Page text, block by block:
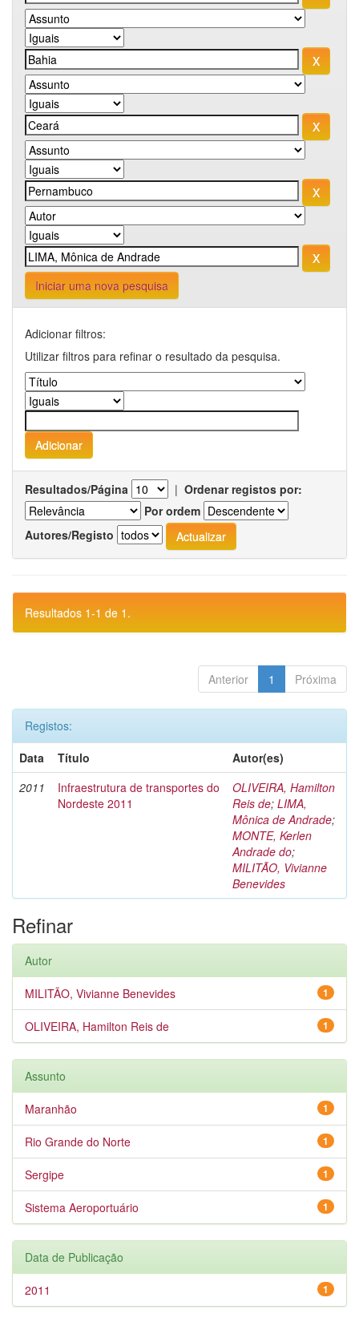
Iniciar uma nova pesquisa
Adicionar filtros:
Utilizar filtros para refinar o resultado da pesquisa.
Resultados/Página | Ordenar registos por:
Por ordem
Autores/Registo
Resultados 1-1 de 1.
Anterior 1 Próxima
Registos:
Data
Título
Autor(es)
2011
Infraestrutura de transportes do
Nordeste 2011
OLIVEIRA, Hamilton
Reis de; LIMA,
Mônica de Andrade;
MONTE, Kerlen
Andrade do;
MILITÃO, Vivianne
Benevides
Refinar
Autor
1
MILITÃO, Vivianne Benevides
1
OLIVEIRA, Hamilton Reis de
Assunto
1
Maranhão
1
Rio Grande do Norte
1
Sergipe
1
Sistema Aeroportuário
Data de Publicação
1
2011